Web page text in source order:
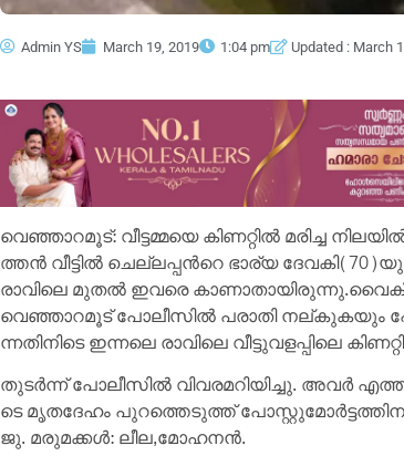
Admin YS March 19, 2019 1:04 pm Updated : March
വെ​ഞ്ഞാ​റ​മൂ​ട്: വീ​ട്ട​മ്മ​യെ കി​ണ​റ്റി​ല്‍ മ​രി​ച്ച
ത്ത​ന്‍ വീ​ട്ടി​ല്‍ ചെ​ല്ല​പ്പ​ന്‍റെ ഭാ​ര്യ
രാ​വി​ലെ മു​ത​ല്‍ ഇ​വ​രെ
വെ​ഞ്ഞാ​റ​മൂ​ട് പോ​ലീ​സി​ല്‍ പ​രാ​തി ന​ല്കു​ക​യും
ന്ന​തി​നി​ടെ ഇ​ന്ന​ലെ രാ​വി​ലെ വീ​ട്ടു​വ​ള​പ്പി​ലെ
തു​ട​ര്‍​ന്ന് പോ​ലീ​സി​ല്‍ വി​വ​ര​മ​റി​യി​ച്ചു. അ​വ​ര്‍
ടെ മൃ​ത​ദേ​ഹം പു​റ​ത്തെ​ടു​ത്ത്
ജു. മ​രു​മ​ക്ക​ള്‍: ലീ​ല,മോ​ഹ​ന​ന്‍.